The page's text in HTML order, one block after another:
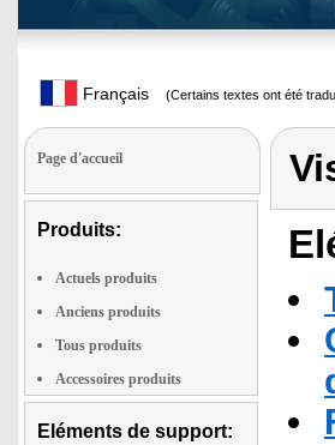
Français (Certains textes ont été
Page d'accueil
Produits:
Actuels produits
Anciens produits
Tous produits
Accessoires produits
Eléments de support: